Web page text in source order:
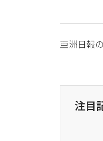
亜洲日報
注目